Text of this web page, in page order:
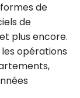
de
de
plus encore.
opérations